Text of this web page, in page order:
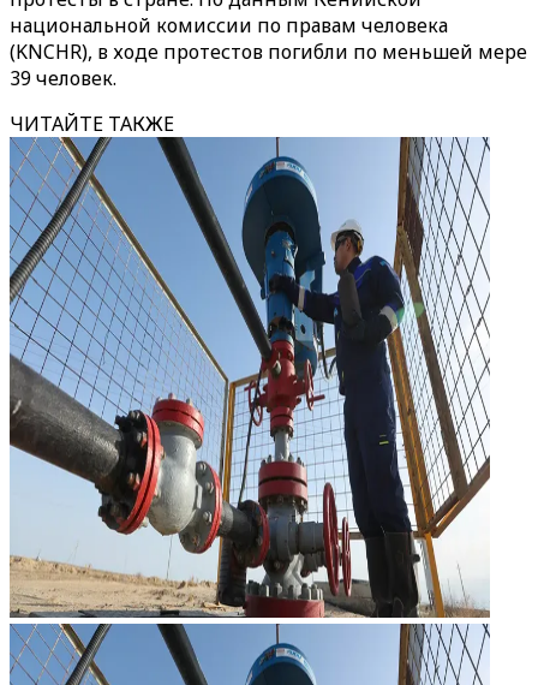
национальной комиссии по правам человека
(KNCHR), в ходе протестов погибли по меньшей мере
39 человек.
ЧИТАЙТЕ ТАКЖЕ